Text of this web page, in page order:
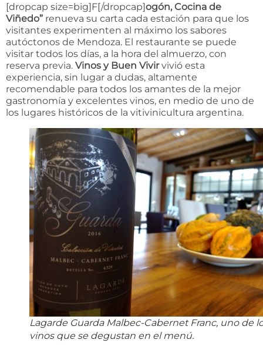
[dropcap size=big]F[/dropcap]ogón, Cocina de
Viñedo” renueva su carta cada estación para que los
visitantes experimenten al máximo los sabores
autóctonos de Mendoza. El restaurante se puede
visitar todos los días, a la hora del almuerzo, con
reserva previa. Vinos y Buen Vivirvivió esta
experiencia, sin lugar a dudas, altamente
recomendable para todos los amantes de la mejor
gastronomía y excelentes vinos, en medio de uno de
los lugares históricos de la vitivinicultura argentina.
Lagarde Guarda Malbec-Cabernet Franc, uno de
vinos que se degustan en el menú.